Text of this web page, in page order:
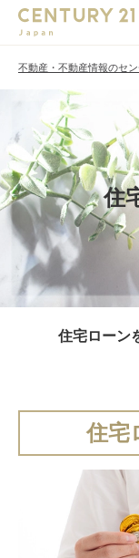
不動産・不動産情報のセ
住
住宅ローン
住宅